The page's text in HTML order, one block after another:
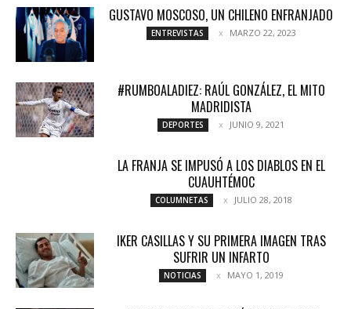
GUSTAVO MOSCOSO, UN CHILENO ENFRANJADO
ENTREVISTAS MARZO 22, 2023
#RUMBOALADIEZ: RAÚL GONZÁLEZ, EL MITO
MADRIDISTA
DEPORTES JUNIO 9, 2021
LA FRANJA SE IMPUSÓ A LOS DIABLOS EN EL
CUAUHTÉMOC
COLUMNETAS JULIO 28, 2018
IKER CASILLAS Y SU PRIMERA IMAGEN TRAS
SUFRIR UN INFARTO
NOTICIAS MAYO 1, 2019